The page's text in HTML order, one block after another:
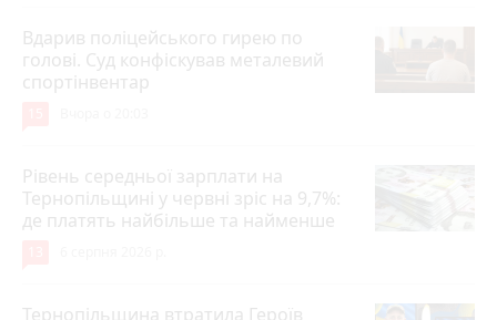
Вдарив поліцейського гирею по
голові. Суд конфіскував металевий
спортінвентар
Рівень середньої зарплати на
Тернопільщині у червні зріс на 9,7%:
де платять найбільше та найменше
Тернопільщина втратила Героїв